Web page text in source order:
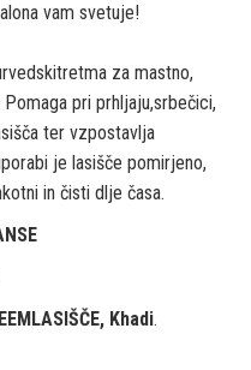
vam svetuje!
za mastno,
pri prhljaju,srbečici,
ter vzpostavlja
je lasišče pomirjeno,
in čisti dlje časa.
Khadi.